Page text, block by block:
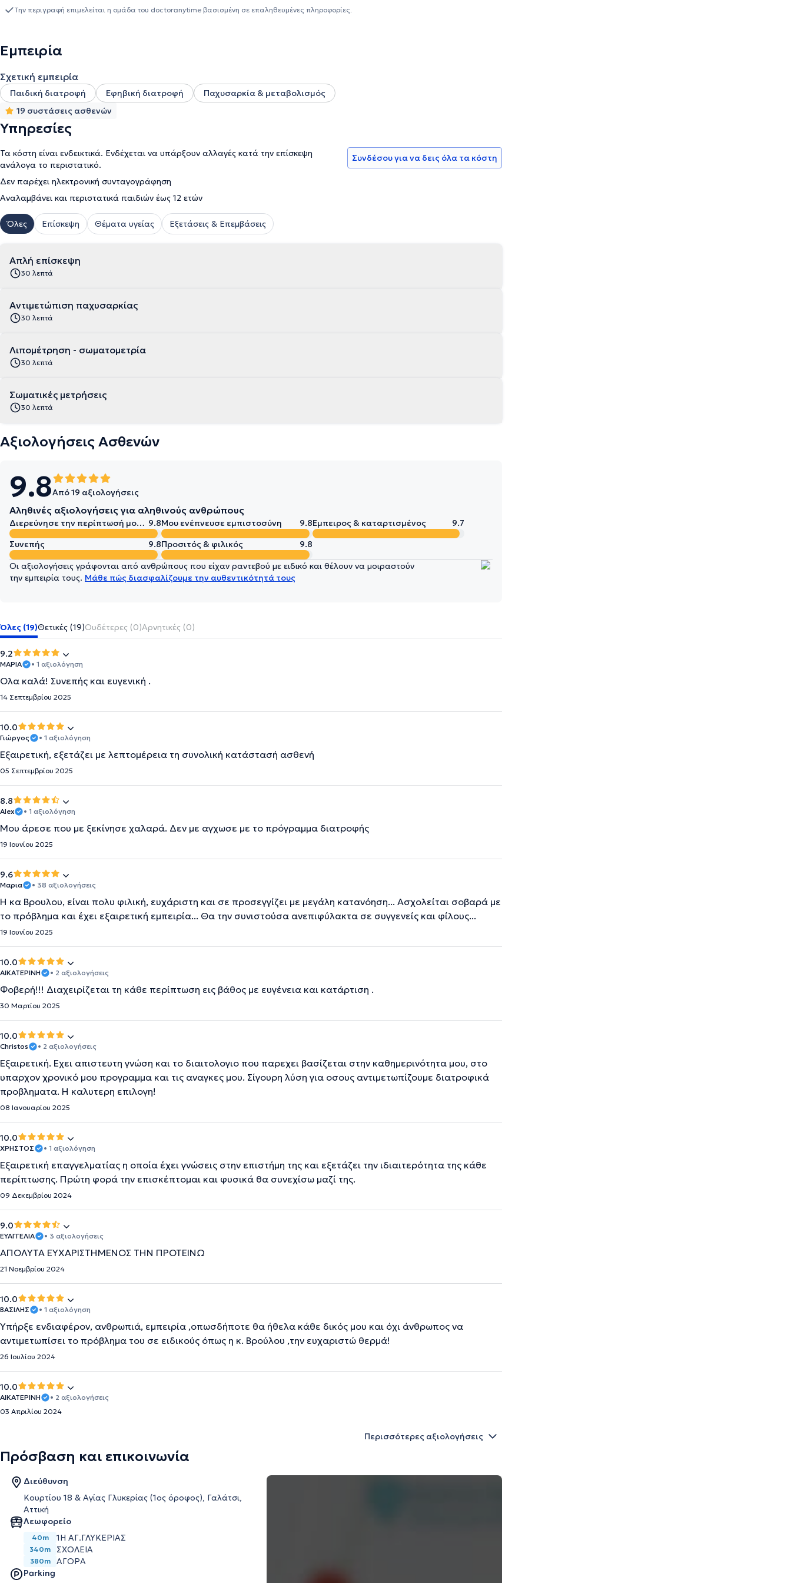
καλύπτουν κάθε ατομικευμένη ανάγκη. Δίνει έμφαση στη σωστή και σταδιακή απώλεια σωματικού βάρους για τη θεραπεία
Την περιγραφή επιμελείται η ομάδα του doctoranytime βασισμένη σε επαληθευμένες πληροφορίες.
Εμπειρία
Σχετική εμπειρία
Παιδική διατροφή Εφηβική διατροφή
Παχυσαρκία & μεταβολισμός
19 συστάσεις ασθενών
Υπηρεσίες
Τα κόστη είναι ενδεικτικά. Ενδέχεται να υπάρξουν αλλαγές κατά την επίσκεψη
ανάλογα το περιστατικό.
Δεν παρέχει ηλεκτρονική συνταγογράφηση
Αναλαμβάνει και περιστατικά παιδιών έως 12 ετών
Συνδέσου για να δεις όλα τα κόστη
Όλες Επίσκεψη Θέματα υγείας Εξετάσεις & Επεμβάσεις
Απλή επίσκεψη
30 λεπτά
Αντιμετώπιση παχυσαρκίας
30 λεπτά
Λιπομέτρηση - σωματομετρία
30 λεπτά
Σωματικές μετρήσεις
30 λεπτά
Αξιολογήσεις Ασθενών
9.8Από 19 αξιολογήσεις
Αληθινές αξιολογήσεις για αληθινούς ανθρώπους
Διερεύνησε την περίπτωσή μου σε βάθος 9.8Μου ενέπνευσε εμπιστοσύνη 9.8Έμπειρος & καταρτισμένος
9.7
Συνεπής
9.8Προσιτός & φιλικός 9.8
Οι αξιολογήσεις γράφονται από ανθρώπους που είχαν ραντεβού με ειδικό και θέλουν να μοιραστούν
την εμπειρία τους. Μάθε πώς διασφαλίζουμε την αυθεντικότητά τους
Όλες (19)Θετικές (19)Ουδέτερες (0)Αρνητικές (0)
9.2
ΜΑΡΙΑ • 1 αξιολόγηση
Ολα καλά! Συνεπής και ευγενική .
14 Σεπτεμβρίου 2025
10.0
Γιώργος • 1 αξιολόγηση
Εξαιρετική, εξετάζει με λεπτομέρεια τη συνολική κατάστασή ασθενή
05 Σεπτεμβρίου 2025
8.8
Alex • 1 αξιολόγηση
Μου άρεσε που με ξεκίνησε χαλαρά. Δεν με αγχωσε με το πρόγραμμα διατροφής
19 Ιουνίου 2025
9.6
Μαρια • 38 αξιολογήσεις
Η κα Βρουλου, είναι πολυ φιλική, ευχάριστη και σε προσεγγίζει με μεγάλη κατανόηση... Ασχολείται σοβαρά με
το πρόβλημα και έχει εξαιρετική εμπειρία... Θα την συνιστούσα ανεπιφύλακτα σε συγγενείς και φίλους...
19 Ιουνίου 2025
10.0
ΑΙΚΑΤΕΡΙΝΗ • 2 αξιολογήσεις
Φοβερή!!! Διαχειρίζεται τη κάθε περίπτωση εις βάθος με ευγένεια και κατάρτιση .
30 Μαρτίου 2025
10.0
Christos • 2 αξιολογήσεις
Εξαιρετική. Εχει απιστευτη γνώση και το διαιτολογιο που παρεχει βασίζεται στην καθημερινότητα μου, στο
υπαρχον χρονικό μου προγραμμα και τις αναγκες μου. Σίγουρη λύση για οσους αντιμετωπίζουμε διατροφικά
προβληματα. Η καλυτερη επιλογη!
08 Ιανουαρίου 2025
10.0
ΧΡΉΣΤΟΣ • 1 αξιολόγηση
Εξαιρετική επαγγελματίας η οποία έχει γνώσεις στην επιστήμη της και εξετάζει την ιδιαιτερότητα της κάθε
περίπτωσης. Πρώτη φορά την επισκέπτομαι και φυσικά θα συνεχίσω μαζί της.
09 Δεκεμβρίου 2024
9.0
ΕΥΑΓΓΕΛΙΑ • 3 αξιολογήσεις
ΑΠΟΛΥΤΑ ΕΥΧΑΡΙΣΤΗΜΕΝΟΣ ΤΗΝ ΠΡΟΤΕΙΝΩ
21 Νοεμβρίου 2024
10.0
ΒΑΣΙΛΗΣ • 1 αξιολόγηση
Υπήρξε ενδιαφέρον, ανθρωπιά, εμπειρία ,οπωσδήποτε θα ήθελα κάθε δικός μου και όχι άνθρωπος να
αντιμετωπίσει το πρόβλημα του σε ειδικούς όπως η κ. Βρούλου ,την ευχαριστώ θερμά!
26 Ιουλίου 2024
10.0
ΑΙΚΑΤΕΡΙΝΗ
• 2 αξιολογήσεις
03 Απριλίου 2024
Περισσότερες αξιολογήσεις
Πρόσβαση και επικοινωνία
Διεύθυνση
Κουρτίου 18 & Αγίας Γλυκερίας (1ος όροφος), Γαλάτσι,
Αττική
Λεωφορείο
40m 1Η ΑΓ.ΓΛΥΚΕΡΙΑΣ
340m ΣΧΟΛΕΙΑ
380m
ΑΓΟΡΑ
Parking